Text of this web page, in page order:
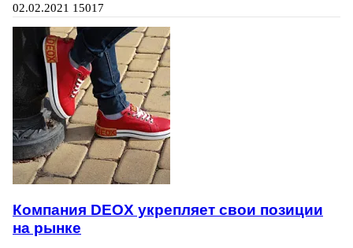
02.02.2021 15017
Компания DEOX укрепляет свои позиции
на рынке